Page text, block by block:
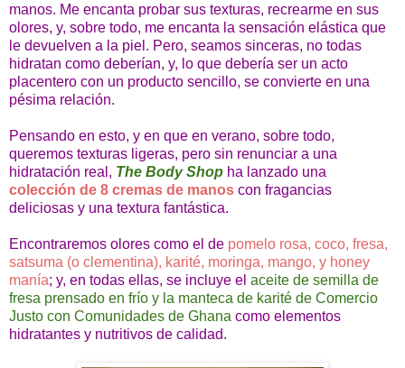
manos. Me encanta probar sus texturas, recrearme en sus
olores, y, sobre todo, me encanta la sensación elástica que
le devuelven a la piel. Pero, seamos sinceras, no todas
hidratan como deberían, y, lo que debería ser un acto
placentero con un producto sencillo, se convierte en una
pésima relación.
Pensando en esto, y en que en verano, sobre todo,
queremos texturas ligeras, pero sin renunciar a una
hidratación real, The Body Shop ha lanzado una
colección de 8 cremas de manos con fragancias
deliciosas y una textura fantástica.
Encontraremos olores como el de pomelo rosa, coco, fresa,
satsuma (o clementina), karité, moringa, mango, y honey
manía; y, en todas ellas, se incluye el aceite de semilla de
fresa prensado en frío y la manteca de karité de Comercio
Justo con Comunidades de Ghana como elementos
hidratantes y nutritivos de calidad.